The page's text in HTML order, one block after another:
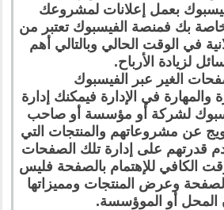
بعمل إعلانات لمشروعك
بك فمنصة الفيسبوك تعتبر من
في الوقت الحالي وبالتالي أهم
لزيادة الأرباح.
والمهارة في الإدارة فيمكنك إدارة
لشركة أو مؤسسة أو صاحب
عن مشروعاتهم والمنتجات التي
قدرتهم على إدارة تلك الصفحات
الكافي للإهتمام بالصفحة فليس
وعرض المنتجات ومميزاتها
المحل أو الموؤسسة.